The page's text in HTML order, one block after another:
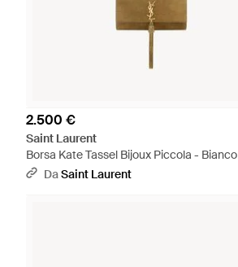
2.500 €
Saint Laurent
Borsa Kate Tassel Bijoux Piccola - Bianco
DaSaint Laurent